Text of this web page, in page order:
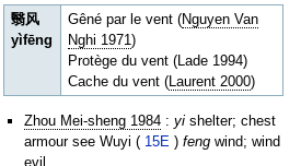
翳风
yìfēng
Gêné par le vent (Nguyen Van
Nghi 1971)
Protège du vent (Lade 1994)
Cache du vent ( Laurent 2000)
Zhou Mei-sheng 1984 :yi shelter; chest
armour see Wuyi ( 15E )feng wind; wind
evil.